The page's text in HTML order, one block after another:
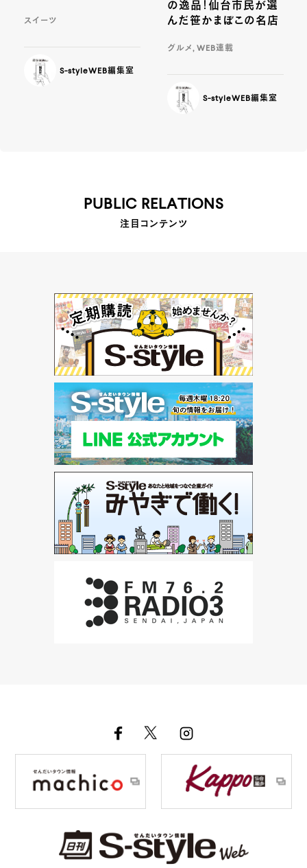
スイーツ
S-styleWEB編集室
の逸品！仙台市民が選
んだ笹かまぼこの名店
グルメ, WEB連載
S-styleWEB編集室
PUBLIC RELATIONS
注目コンテンツ